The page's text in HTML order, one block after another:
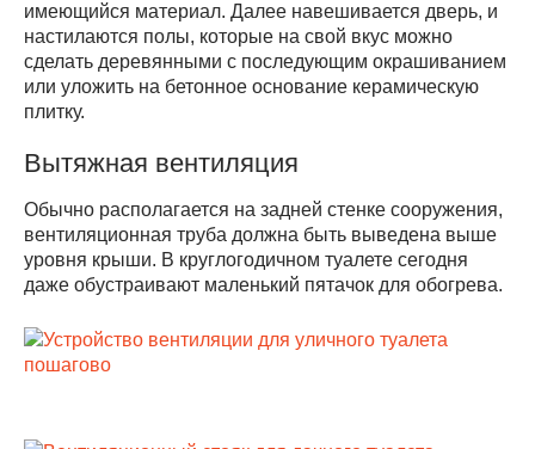
имеющийся материал. Далее навешивается дверь, и
настилаются полы, которые на свой вкус можно
сделать деревянными с последующим окрашиванием
или уложить на бетонное основание керамическую
плитку.
Вытяжная вентиляция
Обычно располагается на задней стенке сооружения,
вентиляционная труба должна быть выведена выше
уровня крыши. В круглогодичном туалете сегодня
даже обустраивают маленький пятачок для обогрева.